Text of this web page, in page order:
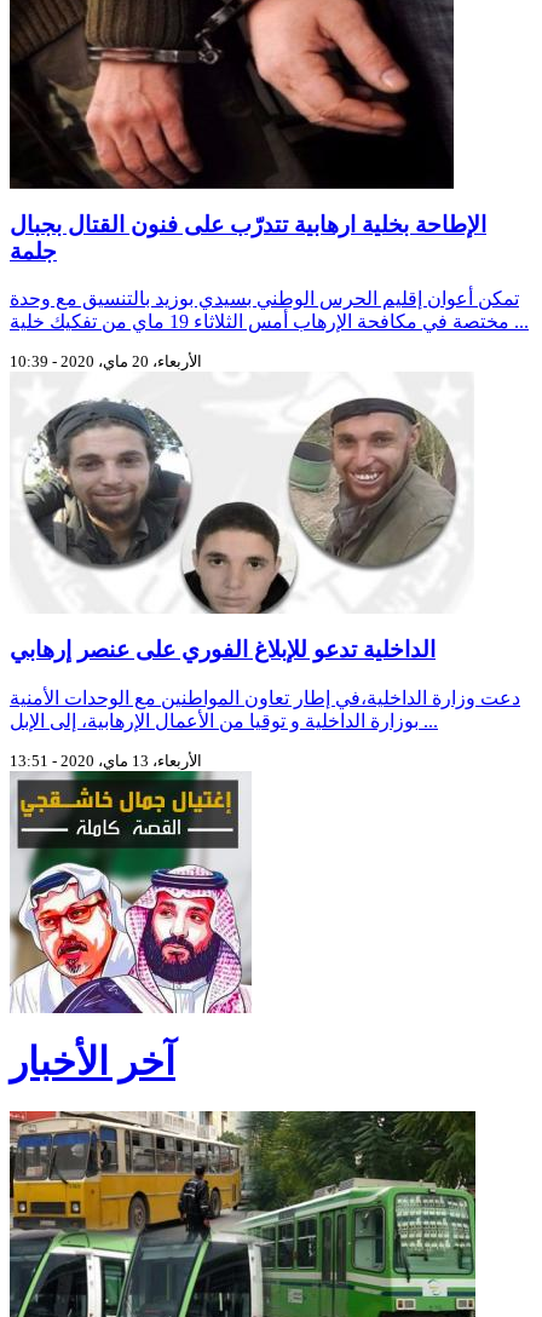
الإطاحة بخلية ارهابية تتدرّب على فنون القتال بجبال
جلمة
تمكن أعوان إقليم الحرس الوطني بسيدي بوزيد بالتنسيق مع وحدة
مختصة في مكافحة الإرهاب أمس الثلاثاء 19 ماي من تفكيك خلية ...
الأربعاء، 20 ماي، 2020 - 10:39
الداخلية تدعو للإبلاغ الفوري على عنصر إرهابي
دعت وزارة الداخلية،في إطار تعاون المواطنين مع الوحدات الأمنية
بوزارة الداخلية و توقيا من الأعمال الإرهابية، إلى الإبل ...
الأربعاء، 13 ماي، 2020 - 13:51
آخر الأخبار